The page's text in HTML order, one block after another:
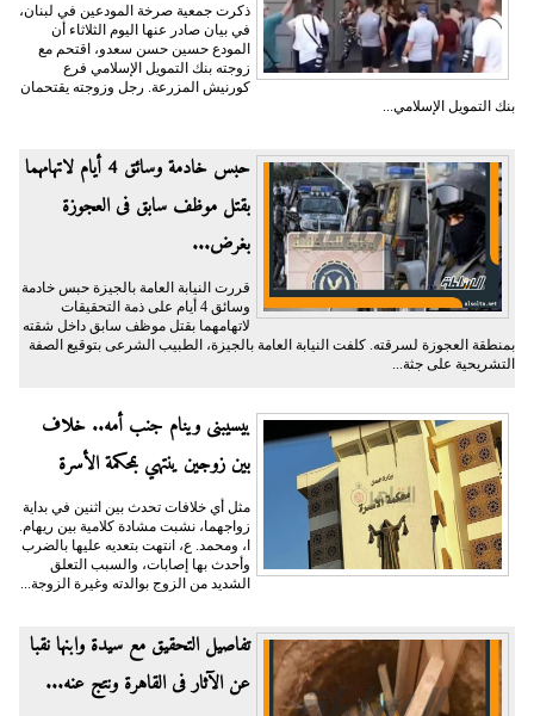
ذكرت جمعية صرخة المودعين في لبنان،
في بيان صادر عنها اليوم الثلاثاء أن
المودع حسين حسن سعدو، اقتحم مع
زوجته بنك التمويل الإسلامي فرع
كورنيش المزرعة. رجل وزوجته يقتحمان
بنك التمويل الإسلامي...
حبس خادمة وسائق 4 أيام لاتهامهما
بقتل موظف سابق فى العجوزة
بغرض...
قررت النيابة العامة بالجيزة حبس خادمة
وسائق 4 أيام على ذمة التحقيقات
لاتهامهما بقتل موظف سابق داخل شقته
بمنطقة العجوزة لسرقته. كلفت النيابة العامة بالجيزة، الطبيب الشرعى بتوقيع الصفة
التشريحية على جثة...
بيسيبنى وينام جنب أمه.. خلاف
بين زوجين ينتهي بمحكمة الأسرة
مثل أي خلافات تحدث بين اثنين في بداية
زواجهما، نشبت مشادة كلامية بين ريهام.
ا، ومحمد. ع، انتهت بتعديه عليها بالضرب
وأحدث بها إصابات، والسبب التعلق
الشديد من الزوج بوالدته وغيرة الزوجة...
تفاصيل التحقيق مع سيدة وابنها نقبا
عن الآثار فى القاهرة ونتج عنه...